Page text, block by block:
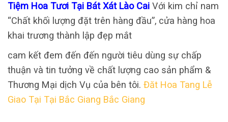
Tiệm Hoa Tươi Tại Bát Xát Lào Cai Với kim chỉ nam
“Chất khối lượng đặt trên hàng đầu”, cửa hàng hoa
khai trương thành lập đẹp mắt
cam kết đem đến đến người tiêu dùng sự chấp
thuận và tin tưởng về chất lượng cao sản phẩm &
Thương Mại dịch Vụ của bên tôi. Đăt Hoa Tang Lễ
Giao Tại Tại Bắc Giang Bắc Giang